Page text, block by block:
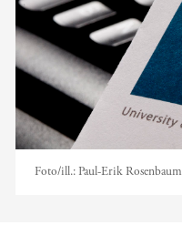
Foto/ill.: Paul-Erik Rosenbaum